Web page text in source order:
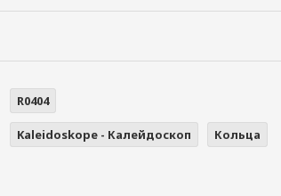
R0404
Kaleidoskope - Калейдоскоп
Кольца